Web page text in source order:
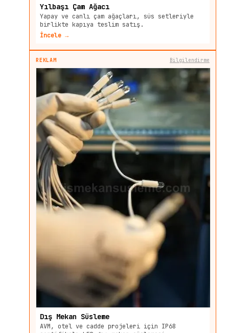
Yılbaşı Çam Ağacı
Yapay ve canlı çam ağaçları, süs setleriyle
birlikte kapıya teslim satış.
İncele →
REKLAM Bilgilendirme
Dış Mekan Süsleme
AVM, otel ve cadde projeleri için IP68